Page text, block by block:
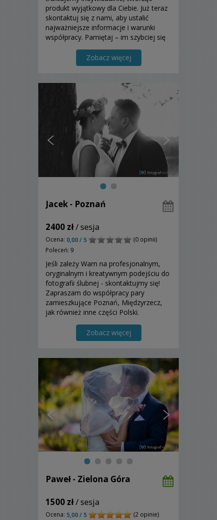
produkt wyjątkowy dla Ciebie. Już teraz
skontaktuj się z nami, aby ustalić
najważniejsze informacje i warunki
współpracy. Pamiętaj – im szybciej się
prawdopodobieństwo zajętego
Zobacz więcej
Jacek - Poznań
2400 zł/ sesja
Ocena: 0,00 / 5
(0 opinii)
Poleceń: 9
Jeśli zależy Wam na profesjonalnym,
oryginalnym i kreatywnym podejściu do
fotografii ślubnej - skontaktujmy się!
Zapraszam do współpracy pary
zamieszkujące Poznań, Międzyrzecz,
jak również inne części Polski.
Zobacz więcej
Paweł - Zielona Góra
1500 zł/ sesja
Ocena: 5,00 / 5 (2 opinie)